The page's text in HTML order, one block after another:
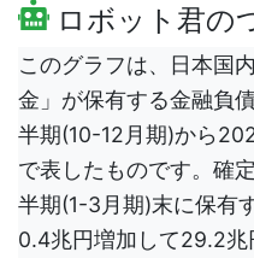
ロボット君の
このグラフは、日本国
金」が保有する金融負
半期(10-12月期)から
で表したものです。確
半期(1-3月期)末に保有
0.4兆円増加して29.2兆